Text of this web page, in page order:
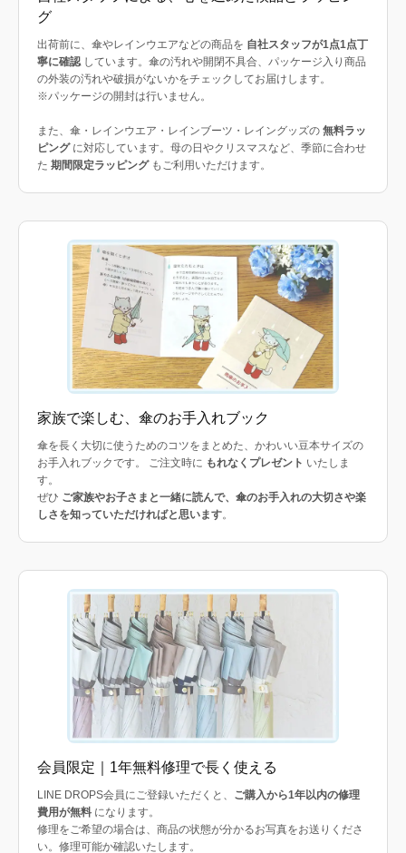
グ
出荷前に、傘やレインウエアなどの商品を 自社スタッフが1点1点丁
寧に確認 しています。傘の汚れや開閉不具合、パッケージ入り商品
の外装の汚れや破損がないかをチェックしてお届けします。
※パッケージの開封は行いません。
また、傘・レインウエア・レインブーツ・レイングッズの 無料ラッ
ピングに対応しています。母の日やクリスマスなど、季節に合わせ
た 期間限定ラッピングもご利用いただけます。
家族で楽しむ、傘のお手入れブック
傘を長く大切に使うためのコツをまとめた、かわいい豆本サイズの
お手入れブックです。 ご注文時に もれなくプレゼント いたしま
す。
ぜひ ご家族やお子さまと一緒に読んで、傘のお手入れの大切さや楽
しさを知っていただければと思います。
会員限定｜1年無料修理で長く使える
LINE DROPS会員にご登録いただくと、 ご購入から1年以内の修理
費用が無料 になります。
修理をご希望の場合は、商品の状態が分かるお写真をお送りくださ
い。修理可能か確認いたします。